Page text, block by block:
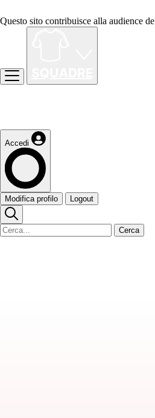
Questo sito contribuisce alla audience de
Accedi
Modifica profilo Logout
Cerca